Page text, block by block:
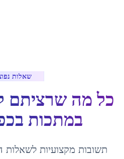
שאלות
כל מה שרציתם
במתכות ב
תשובות מקצועיות לשאלות